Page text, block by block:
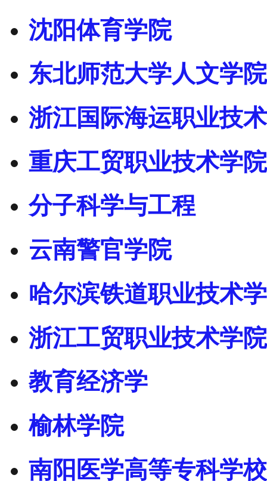
沈阳体育学院
东北师范大学人文学院
浙江国际海运职业技
重庆工贸职业技术学院
分子科学与工程
云南警官学院
哈尔滨铁道职业技术
浙江工贸职业技术学院
教育经济学
榆林学院
南阳医学高等专科学校